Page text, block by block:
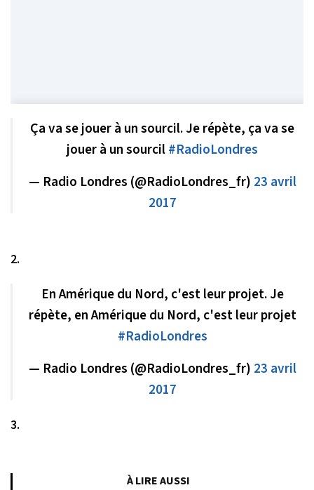
Ça va se jouer à un sourcil. Je répète, ça va se
jouer à un sourcil#RadioLondres
— Radio Londres (@RadioLondres_fr) 23 avril
2017
2.
En Amérique du Nord, c'est leur projet. Je
répète, en Amérique du Nord, c'est leur projet
#RadioLondres
— Radio Londres (@RadioLondres_fr) 23 avril
2017
3.
À LIRE AUSSI